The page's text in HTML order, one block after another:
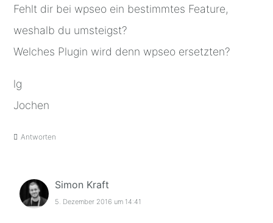
Fehlt dir bei wpseo ein bestimmtes Feature,
weshalb du umsteigst?
Welches Plugin wird denn wpseo ersetzten?
lg
Jochen
Antworten
Simon Kraft
5. Dezember 2016 um 14:41